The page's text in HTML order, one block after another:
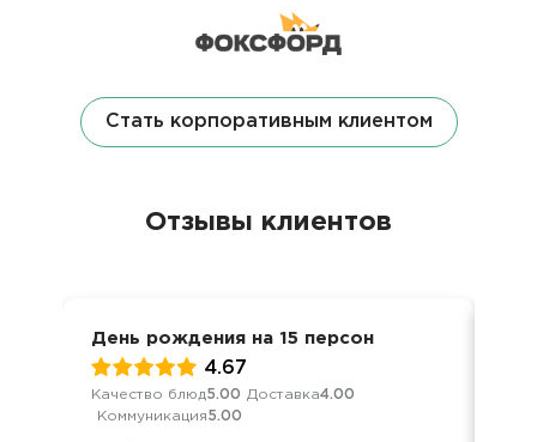
Стать корпоративным клиентом
Отзывы клиентов
День рождения на 15 персон
4.67
Качество блюд5.00 Доставка4.00
Коммуникация5.00